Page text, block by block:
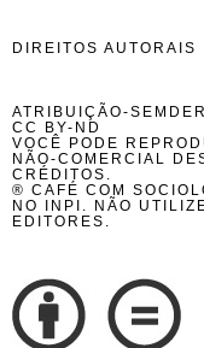
DIREITOS AUTORAIS
ATRIBUIÇÃO-
CC BY-ND
VOCÊ PODE
NÃO-COMERCIAL
CRÉDITOS.
® CAFÉ COM
NO INPI. NÃO
EDITORES.